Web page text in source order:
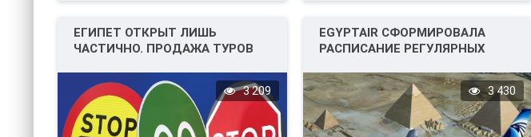
ЕГИПЕТ ОТКРЫТ ЛИШЬ
ЧАСТИЧНО. ПРОДАЖА ТУРОВ
3 209
EGYPTAIR СФОРМИРОВАЛА
РАСПИСАНИЕ РЕГУЛЯРНЫХ
3 430